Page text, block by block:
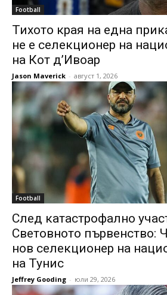
Football
Тихото края на една
не е селекционер на
на Кот д’Ивоар
Jason Maverick - август 1, 2026
Football
След катастрофално
Световното първенство:
нов селекционер на
на Тунис
Jeffrey Gooding - юли 29, 2026